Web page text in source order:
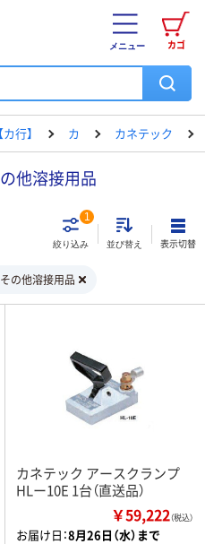
カゴ
メニュー
行】 カ カネテック
他溶接用品
絞り込み
1
並び替え 表示切替
の他溶接用品
カネテック アースクランプ
HLー10E 1台（直送品）
￥59,222（税込）
お届け日：8月26日（水）まで